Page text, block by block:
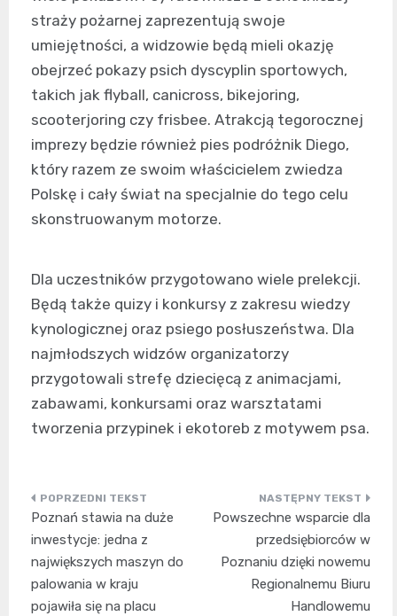
straży pożarnej zaprezentują swoje
umiejętności, a widzowie będą mieli okazję
obejrzeć pokazy psich dyscyplin sportowych,
takich jak flyball, canicross, bikejoring,
scooterjoring czy frisbee. Atrakcją tegorocznej
imprezy będzie również pies podróżnik Diego,
który razem ze swoim właścicielem zwiedza
Polskę i cały świat na specjalnie do tego celu
skonstruowanym motorze.
Dla uczestników przygotowano wiele prelekcji.
Będą także quizy i konkursy z zakresu wiedzy
kynologicznej oraz psiego posłuszeństwa. Dla
najmłodszych widzów organizatorzy
przygotowali strefę dziecięcą z animacjami,
zabawami, konkursami oraz warsztatami
tworzenia przypinek i ekotoreb z motywem psa.
Nawigacja
wpisu
Poznań stawia na duże
inwestycje: jedna z
największych maszyn do
palowania w kraju
pojawiła się na placu
Powszechne wsparcie dla
przedsiębiorców w
Poznaniu dzięki nowemu
Regionalnemu Biuru
Handlowemu